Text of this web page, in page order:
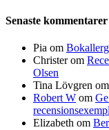
Senaste kommentarer
Pia om
Christerom
Olsen
Tina Lövgren om
Robert W om
Elizabeth om